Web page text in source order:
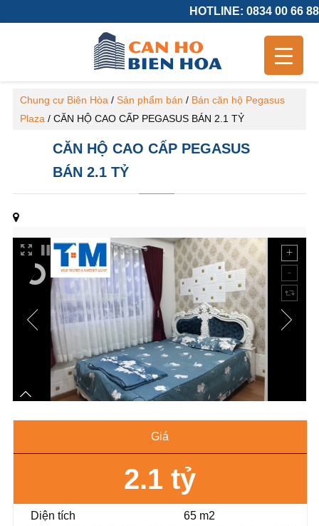
HOTLINE: 0834 00 66 88
Chung cư Biên Hòa / Sản phẩm bán / Bán căn hộ Pegasus
Plaza / CĂN HỘ CAO CẤP PEGASUS BÁN 2.1 TỶ
CĂN HỘ CAO CẤP PEGASUS
BÁN 2.1 TỶ
Giá
2.1 tỷ
Diện tích 65 m2